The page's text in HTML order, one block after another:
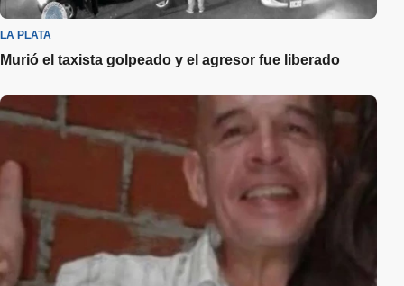
LA PLATA
Murió el taxista golpeado y el agresor fue liberado